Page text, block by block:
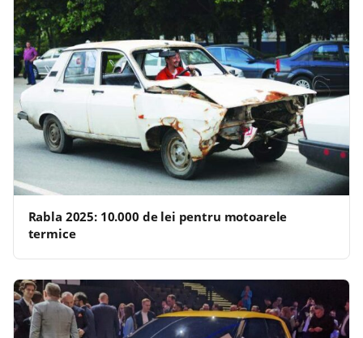
Rabla 2025: 10.000 de lei pentru motoarele
termice